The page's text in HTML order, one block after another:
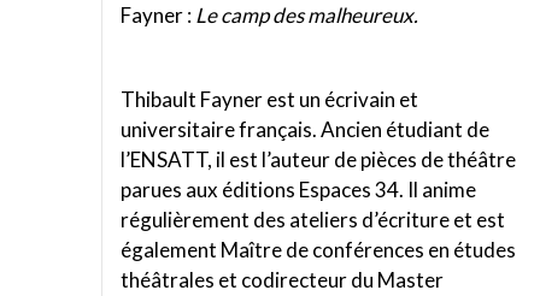
Fayner :Le camp des malheureux.
Thibault Fayner est un écrivain et
universitaire français. Ancien étudiant de
l’ENSATT, il est l’auteur de pièces de théâtre
parues aux éditions Espaces 34. Il anime
régulièrement des ateliers d’écriture et est
également Maître de conférences en études
théâtrales et codirecteur du Master